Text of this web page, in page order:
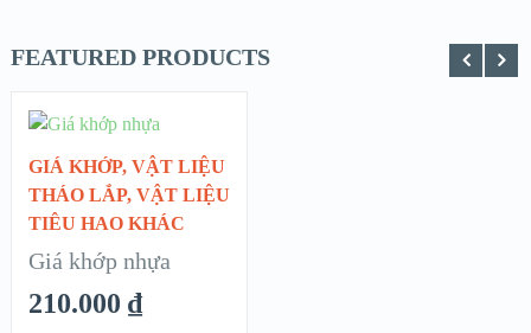
FEATURED PRODUCTS
QUICK LOOK
VIEW DETAILS
CHỌN
GIÁ KHỚP, VẬT LIỆU
THÁO LẮP, VẬT LIỆU
TIÊU HAO KHÁC
Giá khớp nhựa
210.000 ₫